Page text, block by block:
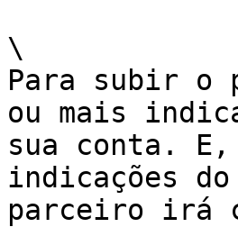
\
Para subir o
ou mais
sua conta. E,
indicações
parceiro irá